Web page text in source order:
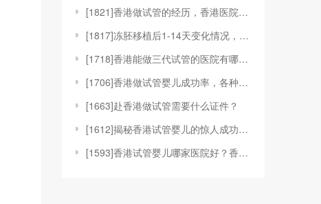
[1821]香港做试管的经历，香港医院的对比和选择标
[1817]冻胚移植后1-14天变化情况，根据图片可
[1718]香港能做三代试管的医院有哪些？附成功率最
[1706]香港做试管婴儿成功率，各种关键因素的深度
[1663]赴香港做试管需要什么证件？
[1612]揭秘香港试管婴儿的惊人成功率, 高出国内
[1593]香港试管婴儿哪家医院好？香港做试管婴儿多